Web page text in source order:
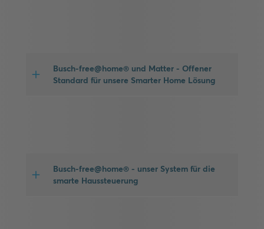
Busch-free@home® und Matter - Offener
Standard für unsere Smarter Home Lösung
Busch-free@home® - unser System für die
smarte Haussteuerung